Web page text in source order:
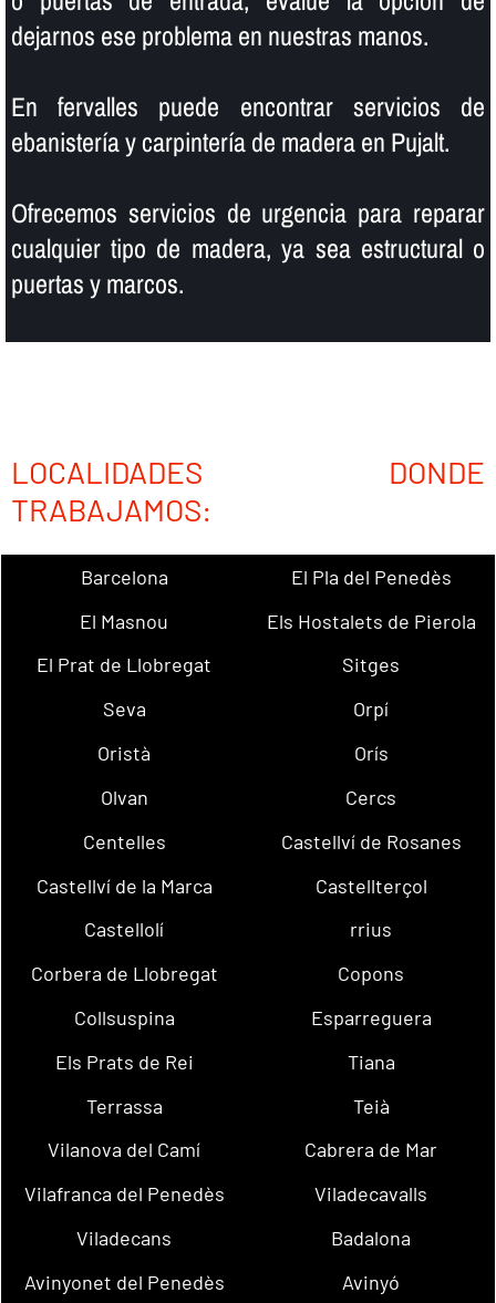
dejarnos ese problema en nuestras manos.
En fervalles puede encontrar servicios de
ebanisterí­a y carpinterí­a de madera en Pujalt.
Ofrecemos servicios de urgencia para reparar
cualquier tipo de madera, ya sea estructural o
puertas y marcos.
LOCALIDADES DONDE
TRABAJAMOS:
Barcelona
El Pla del Penedès
El Masnou
Els Hostalets de Pierola
El Prat de Llobregat
Sitges
Seva
Orpí
Oristà
Orís
Olvan
Cercs
Centelles
Castellví de Rosanes
Castellví de la Marca
Castellterçol
Castellolí
rrius
Corbera de Llobregat
Copons
Collsuspina
Esparreguera
Els Prats de Rei
Tiana
Terrassa
Teià
Vilanova del Camí
Cabrera de Mar
Vilafranca del Penedès
Viladecavalls
Viladecans
Badalona
Avinyonet del Penedès
Avinyó